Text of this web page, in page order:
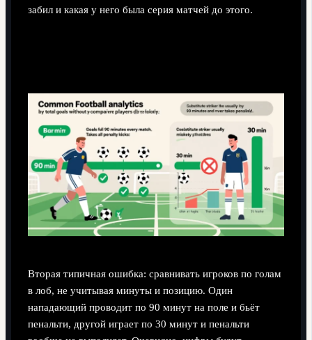
забил и какая у него была серия матчей до этого.
Вторая типичная ошибка: сравнивать игроков по голам
в лоб, не учитывая минуты и позицию. Один
нападающий проводит по 90 минут на поле и бьёт
пенальти, другой играет по 30 минут и пенальти